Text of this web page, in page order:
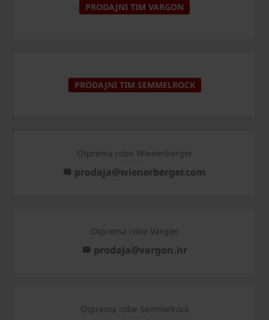
PRODAJNI TIM VARGON
PRODAJNI TIM SEMMELROCK
Otprema robe Wienerberger
prodaja@wienerberger.com
Otprema robe Vargon
prodaja@vargon.hr
Otprema robe Semmelrock